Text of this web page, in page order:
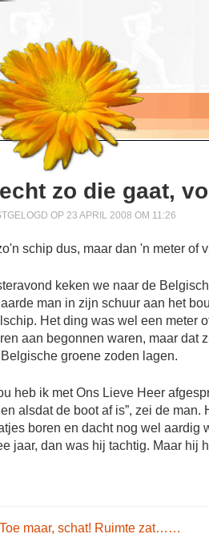
zo die gaat,
OP 23 APRIL 2008 OM 11:26
keken we naar de
man in zijn schuur aan het
Het ding was wel een meter
aan begonnen waren, maar dat
groene zoden lagen.
heb ik met Ons Lieve Heer
alsdat de boot af is”, zei de
boren en dacht nog wel aardig
jaar, dan was hij tachtig. Maar
navigation
Toe maar, schat! Ruimte zat……